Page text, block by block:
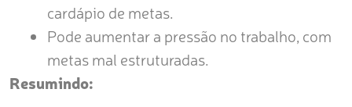
cardápio de metas.
Pode aumentar a pressão no trabalho, com
metas mal estruturadas.
Resumindo: